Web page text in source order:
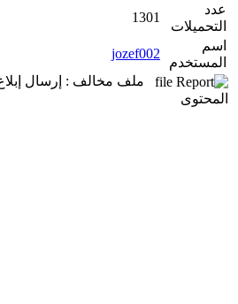
عدد
التحميلات
1301
اسم
المستخدم
jozef002
ملف مخالف : إرسال
المحتوى